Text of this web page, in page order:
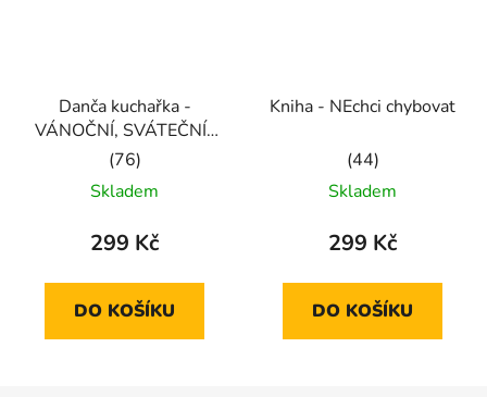
Danča kuchařka -
VÁNOČNÍ, SVÁTEČNÍ i
na SILVESTRA
Průměrné
hodnocení
produktu
5,0
z
Skladem
299 Kč
DO KOŠÍKU
Kniha - NEchci chybovat
Průměrné
hodnocení
produktu
5,0
z
Skladem
299 Kč
DO KOŠÍKU